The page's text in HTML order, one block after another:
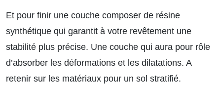
Et pour finir une couche composer de résine
synthétique qui garantit à votre revêtement une
stabilité plus précise. Une couche qui aura pour rôle
d’absorber les déformations et les dilatations. A
retenir sur les matériaux pour un sol stratifié.